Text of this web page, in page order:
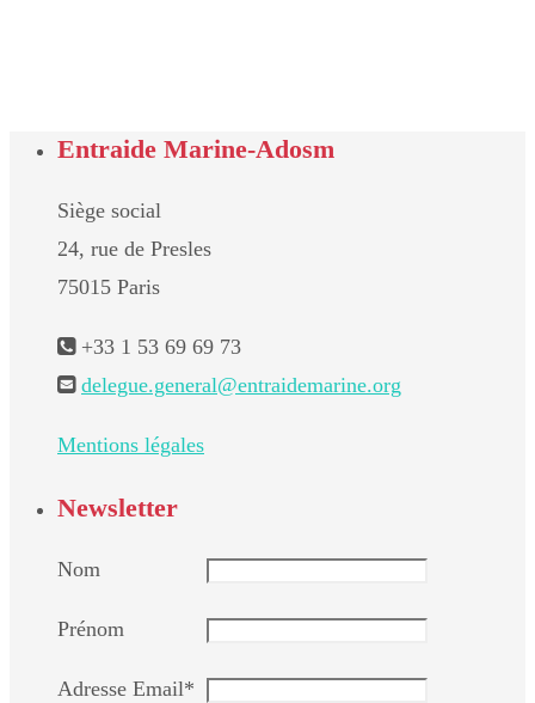
Entraide Marine-Adosm
Siège social
24, rue de Presles
75015 Paris
+33 1 53 69 69 73
delegue.general@entraidemarine.org
Mentions légales
Newsletter
Nom
Prénom
Adresse Email*